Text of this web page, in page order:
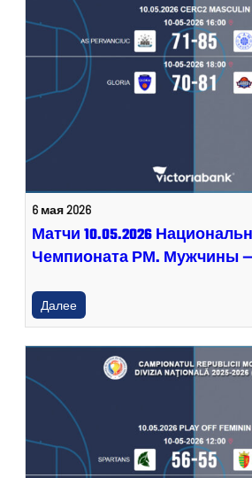
6 мая 2026
Матчи 10.05.2026
Чемпионата РМ. Мужчины —
Далее